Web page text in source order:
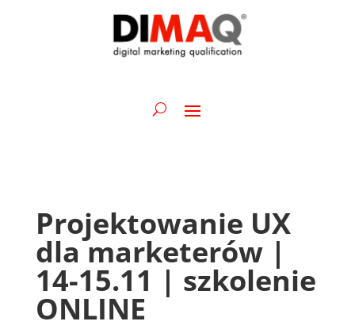
Projektowanie UX
dla marketerów |
14-15.11 | szkolenie
ONLINE